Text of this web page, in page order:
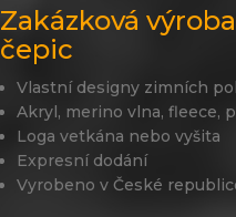
Zakázková výroba
čepic
Vlastní designy zimních
Akryl, merino vlna, fleece,
Loga vetkána nebo vyšita
Expresní dodání
Vyrobeno v České